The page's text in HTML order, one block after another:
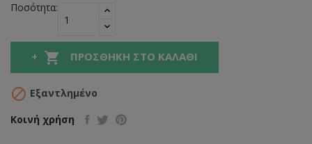
Ποσότητα:
 ΠΡΟΣΘΉΚΗ ΣΤΟ ΚΑΛΆΘΙ
 Εξαντλημένο
Κοινή χρήση